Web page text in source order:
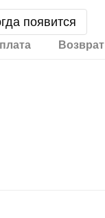
появится
Возврат